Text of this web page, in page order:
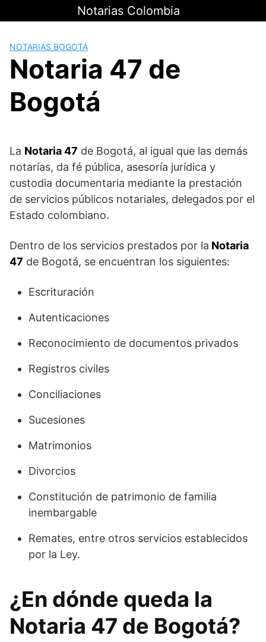
al
Notarias Colombia
NOTARIAS BOGOTÁ
Notaria 47 de
Bogotá
La Notaria 47 de Bogotá, al igual que las demás
notarías, da fé pública, asesoría jurídica y
custodia documentaria mediante la prestación
de servicios públicos notariales, delegados por el
Estado colombiano.
Dentro de los servicios prestados por la Notaria
47 de Bogotá, se encuentran los siguientes:
Escrituración
Autenticaciones
Reconocimiento de documentos privados
Registros civiles
Conciliaciones
Sucesiones
Matrimonios
Divorcios
Constitución de patrimonio de familia
inembargable
Remates, entre otros servicios establecidos
por la Ley.
¿En dónde queda la
Notaria 47 de Bogotá?